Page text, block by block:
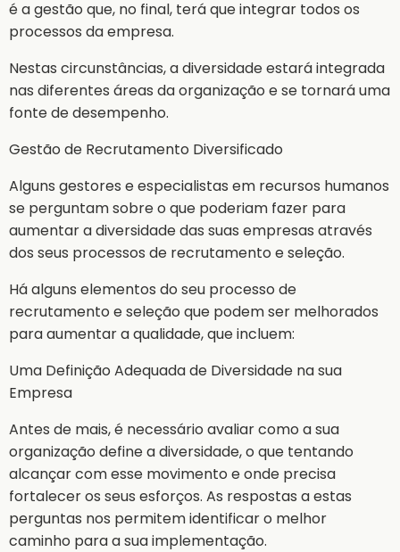
é a gestão que, no final, terá que integrar todos os
processos da empresa.
Nestas circunstâncias, a diversidade estará integrada
nas diferentes áreas da organização e se tornará uma
fonte de desempenho.
Gestão de Recrutamento Diversificado
Alguns gestores e especialistas em recursos humanos
se perguntam sobre o que poderiam fazer para
aumentar a diversidade das suas empresas através
dos seus processos de recrutamento e seleção.
Há alguns elementos do seu processo de
recrutamento e seleção que podem ser melhorados
para aumentar a qualidade, que incluem:
Uma Definição Adequada de Diversidade na sua
Empresa
Antes de mais, é necessário avaliar como a sua
organização define a diversidade, o que tentando
alcançar com esse movimento e onde precisa
fortalecer os seus esforços. As respostas a estas
perguntas nos permitem identificar o melhor
caminho para a sua implementação.